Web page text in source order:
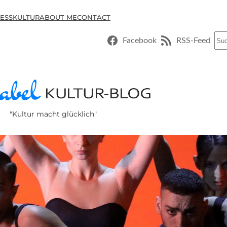
ESSKULTURABOUT MECONTACT
Facebook RSS-Feed
"Kultur macht glücklich"